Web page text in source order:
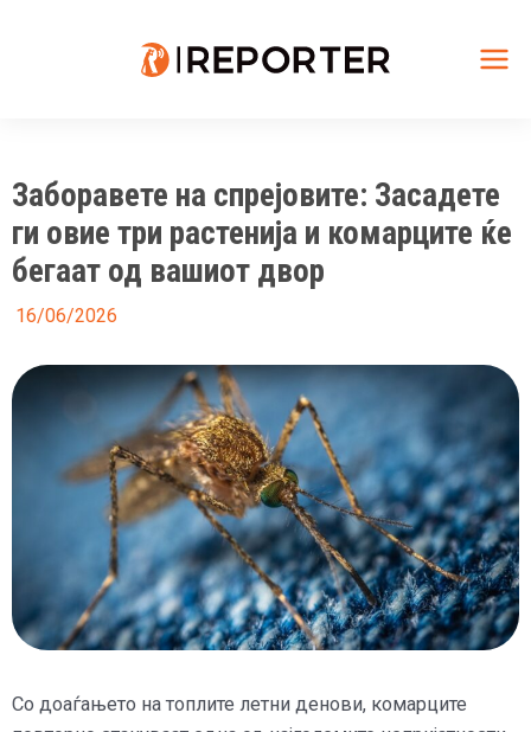
Заборавете на спрејовите: Засадете
ги овие три растенија и комарците ќе
бегаат од вашиот двор
16/06/2026
Со доаѓањето на топлите летни денови, комарците